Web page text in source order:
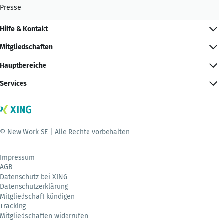
Presse
Hilfe & Kontakt
Mitgliedschaften
Hauptbereiche
Services
© New Work SE | Alle Rechte vorbehalten
Impressum
AGB
Datenschutz bei XING
Datenschutzerklärung
Mitgliedschaft kündigen
Tracking
Mitgliedschaften widerrufen